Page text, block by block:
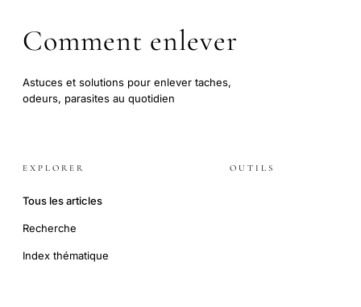
Comment enlever
Astuces et solutions pour enlever taches,
odeurs, parasites au quotidien
EXPLORER
Tous les articles
Recherche
Index thématique
OUTILS